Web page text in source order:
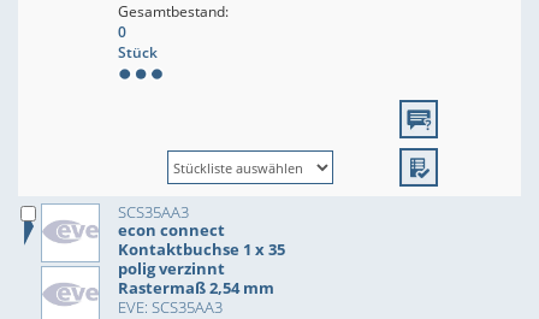
Gesamtbestand:
0
Stück
SCS35AA3
econ connect
Kontaktbuchse 1 x 35
polig verzinnt
Rastermaß 2,54 mm
EVE: SCS35AA3